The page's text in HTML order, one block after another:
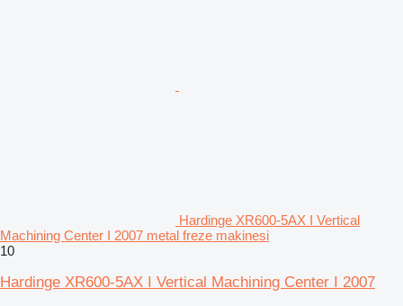
Hardinge XR600-5AX I Vertical
Machining Center I 2007 metal freze makinesi
10
Hardinge XR600-5AX I Vertical Machining Center I 2007